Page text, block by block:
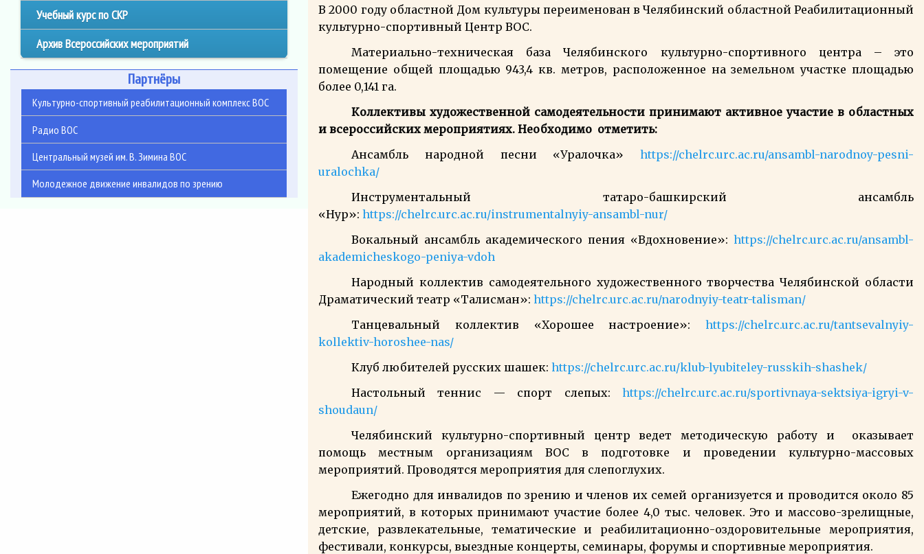
Учебный курс по СКР
Архив Всероссийских мероприятий
Партнёры
Культурно-спортивный реабилитационный комплекс ВОС
Радио ВОС
Центральный музей им. В. Зимина ВОС
Молодежное движение инвалидов по зрению
В 2000 году областной Дом культуры переименован в Челябинский областной Реабилитационный
культурно-спортивный Центр ВОС.
Материально-техническая база Челябинского культурно-спортивного центра – это
помещение общей площадью 943,4 кв. метров, расположенное на земельном участке площадью
более 0,141 га.
Коллективы художественной самодеятельности принимают активное участие в областных
и всероссийских мероприятиях. Необходимо отметить:
Ансамбль народной песни «Уралочка» https://chelrc.urc.ac.ru/ansambl-narodnoy-pesni-
uralochka/
Инструментальный татаро-башкирский ансамбль
«Нур»: https://chelrc.urc.ac.ru/instrumentalnyiy-ansambl-nur/
Вокальный ансамбль академического пения «Вдохновение»: https://chelrc.urc.ac.ru/ansambl-
akademicheskogo-peniya-vdoh
Народный коллектив самодеятельного художественного творчества Челябинской области
Драматический театр «Талисман»: https://chelrc.urc.ac.ru/narodnyiy-teatr-talisman/
Танцевальный коллектив «Хорошее настроение»: https://chelrc.urc.ac.ru/tantsevalnyiy-
kollektiv-horoshee-nas/
Клуб любителей русских шашек: https://chelrc.urc.ac.ru/klub-lyubiteley-russkih-shashek/
Настольный теннис — спорт слепых: https://chelrc.urc.ac.ru/sportivnaya-sektsiya-igryi-v-
shoudaun/
Челябинский культурно-спортивный центр ведет методическую работу и оказывает
помощь местным организациям ВОС в подготовке и проведении культурно-массовых
мероприятий. Проводятся мероприятия для слепоглухих.
Ежегодно для инвалидов по зрению и членов их семей организуется и проводится около 85
мероприятий, в которых принимают участие более 4,0 тыс. человек. Это и массово-зрелищные,
детские, развлекательные, тематические и реабилитационно-оздоровительные мероприятия,
фестивали, конкурсы, выездные концерты, семинары, форумы и спортивные мероприятия.